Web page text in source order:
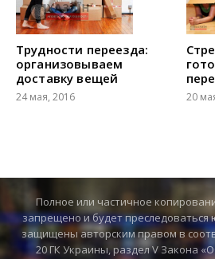
Трудности переезда:
организовываем
доставку вещей
24 мая, 2016 20
Полное или частичное
запрещено и будет преследоваться
защищены авторским правом в
20 ГК Украины, раздел V Закона